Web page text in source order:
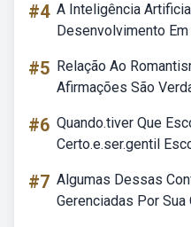
#4 A Inteligência
Desenvolvimento Em
#5 Relação Ao
Afirmações São
#6 Quando.tiver Que
Certo.e.ser.gentil
#7 Algumas Dessas
Gerenciadas Por Sua